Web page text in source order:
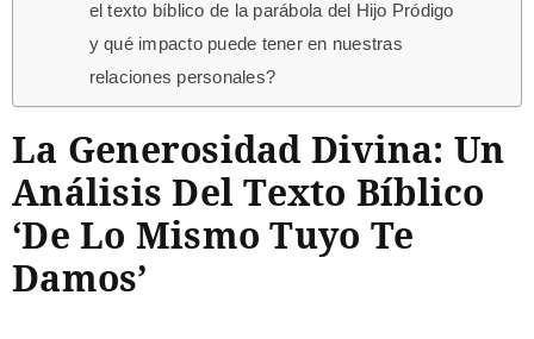
el texto bíblico de la parábola del Hijo Pródigo
y qué impacto puede tener en nuestras
relaciones personales?
La Generosidad Divina: Un
Análisis Del Texto Bíblico
‘De Lo Mismo Tuyo Te
Damos’